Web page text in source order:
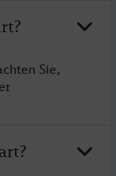
Sie,